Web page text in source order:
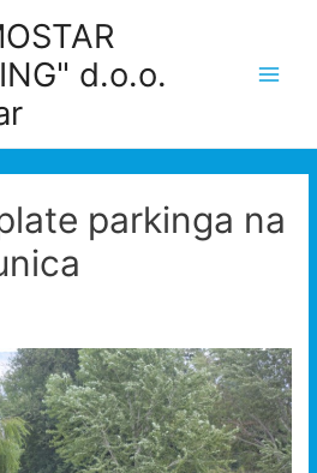
d.o.o.
parkinga na